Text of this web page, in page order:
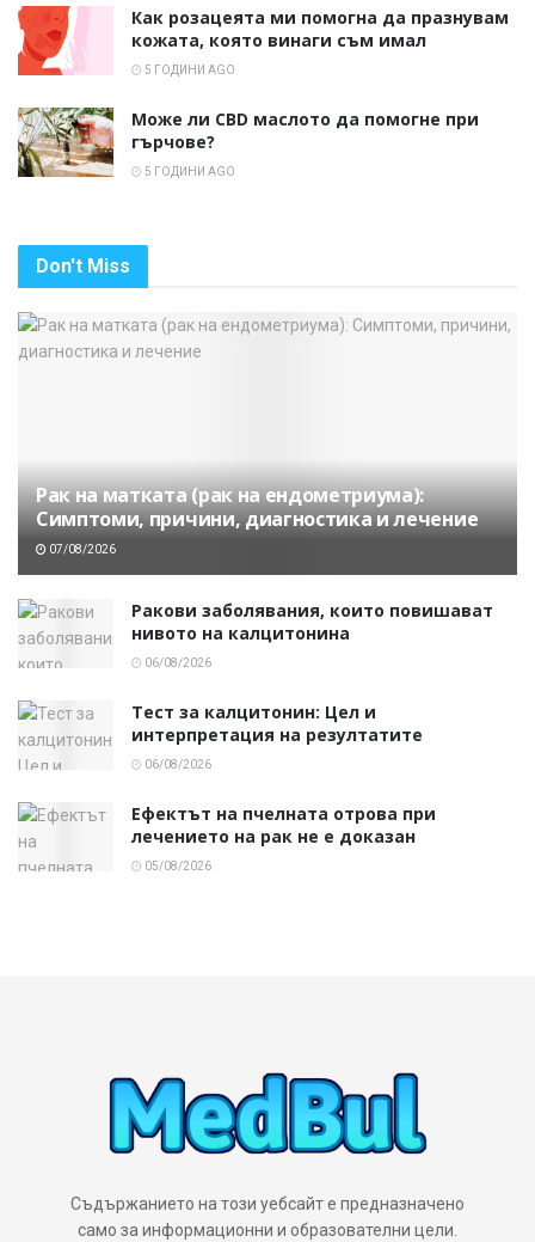
Как розацеята ми помогна да празнувам
кожата, която винаги съм имал
5 ГОДИНИ AGO
Може ли CBD маслото да помогне при
гърчове?
5 ГОДИНИ AGO
Don't Miss
Рак на матката (рак на ендометриума):
Симптоми, причини, диагностика и лечение
07/08/2026
Ракови заболявания, които повишават
нивото на калцитонина
06/08/2026
Тест за калцитонин: Цел и
интерпретация на резултатите
06/08/2026
Ефектът на пчелната отрова при
лечението на рак не е доказан
05/08/2026
Съдържанието на този уебсайт е предназначено
само за информационни и образователни цели.